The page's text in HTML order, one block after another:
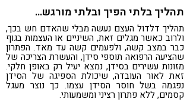
תהליך בלתי הפיך ובלתי מורגש…
תהליך דלדול העצם נעשה מבלי שהאדם חש בכך,
ולרוב כאשר מגלים זאת, השיניים או העצמות בגוף
כבר במצב קשה, ולפעמים קשה עד מאד. הפתרון
שהציעה הרפואה תוספי סידן, והעשרת הצריכה של
מזונות עשירים בסידן, נמצא יעיל רק באופן חלקי.
זאת לאור העובדה, שיכולת הספיגה של הסידן
נפגמה בשל חוסר הסידן עצמו. כך נוצר מעגל
קסמים, ללא פתרון רציני ומשמעותי.